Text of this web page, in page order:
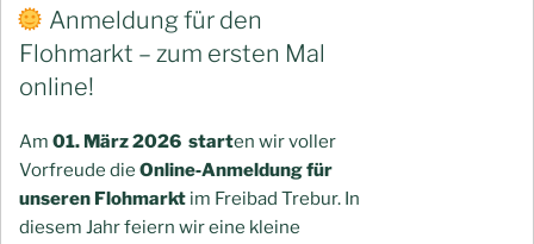
AM Anmeldung für den
Flohmarkt – zum ersten Mal
online!
Am 01. März 2026 starten wir voller
Vorfreude die Online‑Anmeldung für
unseren Flohmarkt im Freibad Trebur. In
diesem Jahr feiern wir eine kleine